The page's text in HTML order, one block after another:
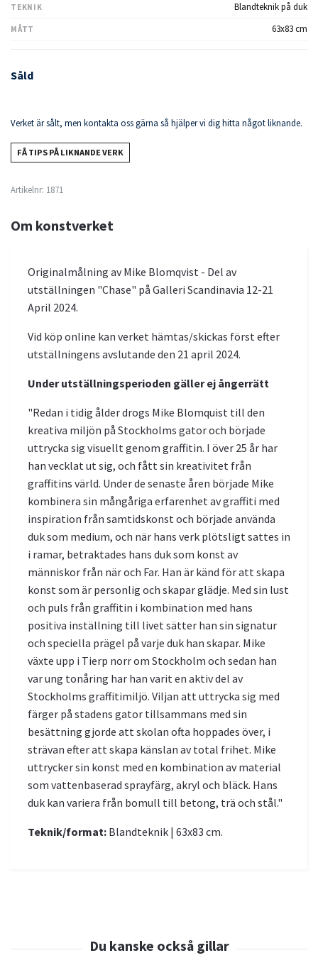
TEKNIK Blandteknik på duk
MÅTT 63x83 cm
Såld
Verket är sålt, men kontakta oss gärna så hjälper vi dig hitta något liknande.
FÅ TIPS PÅ LIKNANDE VERK
Artikelnr: 1871
Om konstverket
Originalmålning av Mike Blomqvist - Del av
utställningen "Chase" på Galleri Scandinavia 12-21
April 2024.
Vid köp online kan verket hämtas/skickas först efter
utställningens avslutande den 21 april 2024.
Under utställningsperioden gäller ej ångerrätt
"Redan i tidig ålder drogs Mike Blomquist till den
kreativa miljön på Stockholms gator och började
uttrycka sig visuellt genom graffitin. I över 25 år har
han vecklat ut sig, och fått sin kreativitet från
graffitins värld. Under de senaste åren började Mike
kombinera sin mångåriga erfarenhet av graffiti med
inspiration från samtidskonst och började använda
duk som medium, och när hans verk plötsligt sattes in
i ramar, betraktades hans duk som konst av
människor från när och Far. Han är känd för att skapa
konst som är personlig och skapar glädje. Med sin lust
och puls från graffitin i kombination med hans
positiva inställning till livet sätter han sin signatur
och speciella prägel på varje duk han skapar. Mike
växte upp i Tierp norr om Stockholm och sedan han
var ung tonåring har han varit en aktiv del av
Stockholms graffitimiljö. Viljan att uttrycka sig med
färger på stadens gator tillsammans med sin
besättning gjorde att skolan ofta hoppades över, i
strävan efter att skapa känslan av total frihet. Mike
uttrycker sin konst med en kombination av material
som vattenbaserad sprayfärg, akryl och bläck. Hans
duk kan variera från bomull till betong, trä och stål."
Teknik/format: Blandteknik | 63x83 cm.